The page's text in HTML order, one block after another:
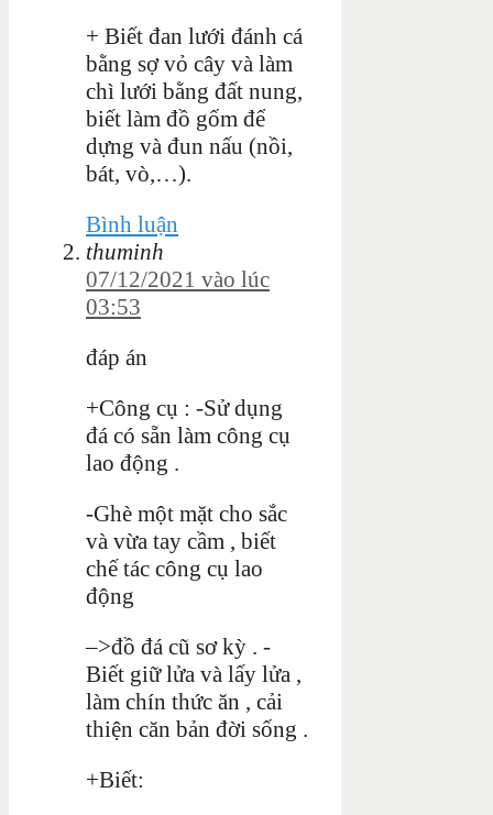
+ Biết đan lưới đánh cá
bằng sợ vỏ cây và làm
chì lưới bằng đất nung,
biết làm đồ gốm để
dựng và đun nấu (nồi,
bát, vò,…).
Bình luận
thuminh
07/12/2021 vào lúc
03:53
đáp án
+Công cụ : -Sử dụng
đá có sẵn làm công cụ
lao động .
-Ghè một mặt cho sắc
và vừa tay cầm , biết
chế tác công cụ lao
động
–>đồ đá cũ sơ kỳ . -
Biết giữ lửa và lấy lửa ,
làm chín thức ăn , cải
thiện căn bản đời sống .
+Biết: